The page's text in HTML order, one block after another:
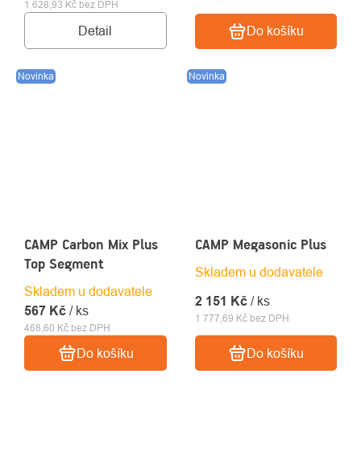
1 628,93 Kč bez DPH
Detail Do košíku
Novinka
CAMP Carbon Mix Plus
Top Segment
Skladem u dodavatele
468,60 Kč bez DPH
567 Kč / ks
Do košíku
Novinka
CAMP Megasonic Plus
Skladem u dodavatele
1 777,69 Kč bez DPH
2 151 Kč / ks
Do košíku